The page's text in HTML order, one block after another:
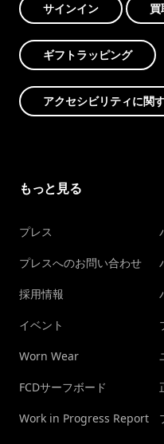
サインイン 買
ギフトラッピング
アクセシビリティに関
もっと見る
プレス
プレスへのお問い合わせ
採用情報
イベント
Worn Wear
FCDサーフボード
Work in Progress Report